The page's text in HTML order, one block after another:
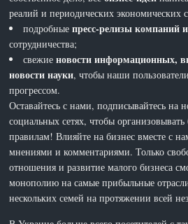
реалий и периодических экономических
подробныепресс-релизы компаний
сотрудничества;
свежиеновости информационных,
новости науки, чтобы наши
прогрессом.
Оставайтесь с нами, подписывайтесь на
социальных сетях, чтобы
правилам! Влияйте на бизнес вместе с
мнениями и комментариями. Только
отношения и развитие малого бизнеса
монополию на самые прибыльные
нескольких семей на протяжении всей